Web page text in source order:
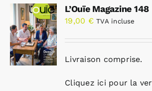
L’Ouïe Magazine 148
19,00 € TVA incluse
Livraison comprise.
Cliquez ici pour la